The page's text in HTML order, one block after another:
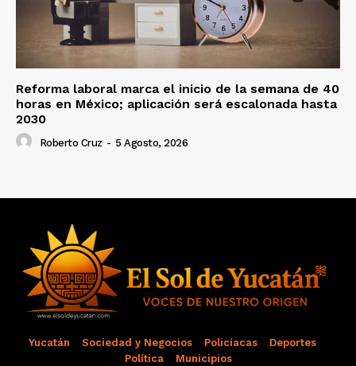
Reforma laboral marca el inicio de la semana de 40
horas en México; aplicación será escalonada hasta
2030
Roberto Cruz - 5 Agosto, 2026
Yucatán Sociedad y Negocios Policíacas
Deportes
Política
Municipios